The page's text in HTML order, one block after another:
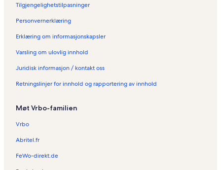
Tilgjengelighetstilpasninger
Personvernerklæring
Erklæring om informasjonskapsler
Varsling om ulovlig innhold
Juridisk informasjon / kontakt oss
Retningslinjer for innhold og rapportering av innhold
Møt Vrbo-familien
Vrbo
Abritel.fr
FeWo-direkt.de